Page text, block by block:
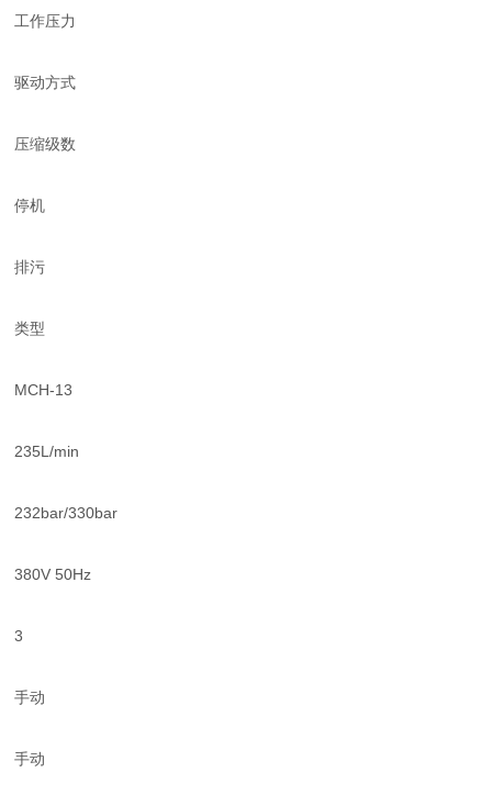
工作压力
驱动方式
压缩级数
停机
排污
类型
MCH-13
235L/min
232bar/330bar
380V 50Hz
3
手动
手动